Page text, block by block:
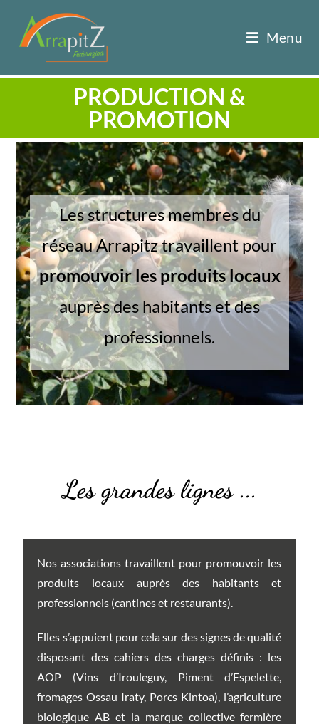
Menu
PRODUCTION &
PROMOTION
Les structures membres du
réseau Arrapitz travaillent pour
promouvoir les produits locaux
auprès des habitants et des
professionnels.
Les grandes lignes ...
Nos associations travaillent pour promouvoir les
produits locaux auprès des habitants et
professionnels (cantines et restaurants).
Elles s’appuient pour cela sur des signes de qualité
disposant des cahiers des charges définis : les
AOP (Vins d’Irouleguy, Piment d’Espelette,
fromages Ossau Iraty, Porcs Kintoa), l’agriculture
biologique AB et la marque collective fermière